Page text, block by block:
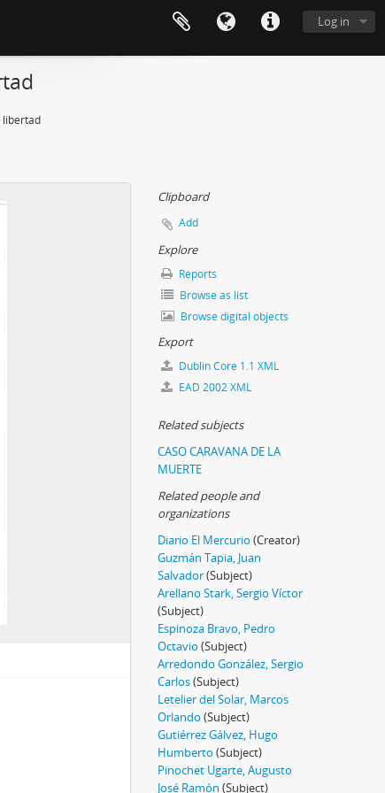
Log in
libertad
Clipboard
Add
Explore
Reports
Browse as list
Browse digital objects
Export
Dublin Core 1.1 XML
EAD 2002 XML
Related subjects
CASO CARAVANA DE LA
MUERTE
Related people and
organizations
Diario El Mercurio (Creator)
Guzmán Tapia, Juan
Salvador(Subject)
Arellano Stark, Sergio Víctor
(Subject)
Espinoza Bravo, Pedro
Octavio (Subject)
Arredondo González, Sergio
Carlos(Subject)
Letelier del Solar, Marcos
Orlando (Subject)
Gutiérrez Gálvez, Hugo
Humberto (Subject)
Pinochet Ugarte, Augusto
José Ramón (Subject)